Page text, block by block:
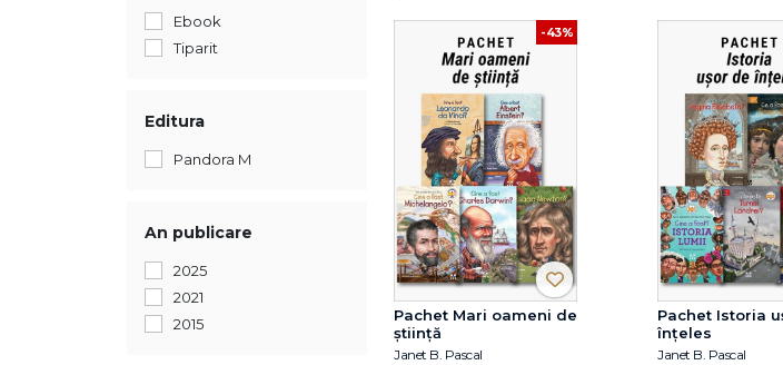
Ebook
Tiparit
Editura
Pandora M
An publicare
2025
2021
2015
-43%
Pachet Mari oameni de
știință
Janet B. Pascal
Pachet Istoria
înțeles
Janet B. Pascal